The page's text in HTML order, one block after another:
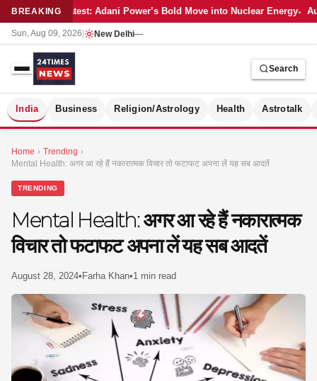
BREAKINGLatest: Adani Power’s Bold Move into Nuclear Energy
Sun, Aug 09, 2026 New Delhi—
Search
India Business Religion/Astrology Health Astrotalk
Home › Trending ›
Mental Health: अगर आ रहे हैं नकारात्मक विचार तो फटाफट अपना लें यह सब आदतें
TRENDING
Mental Health: अगर आ रहे हैं नकारात्मक
विचार तो फटाफट अपना लें यह सब आदतें
August 28, 2024• Farha Khan•1 min read